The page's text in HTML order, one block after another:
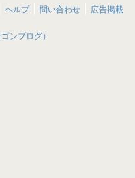
ヘルプ 問い合わせ 広告掲載
ンブログ）